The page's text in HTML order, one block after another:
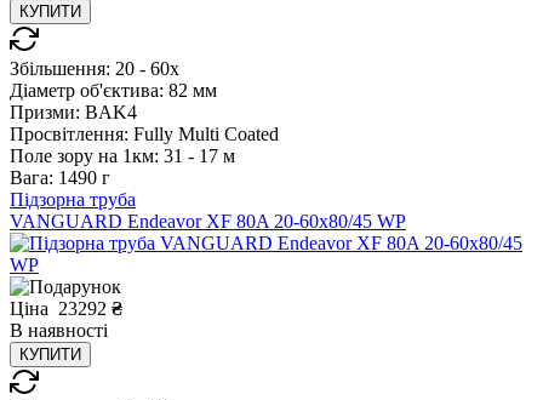
КУПИТИ
Збільшення: 20 - 60x
Діаметр об'єктива: 82 мм
Призми: BAK4
Просвітлення: Fully Multi Coated
Поле зору на 1км: 31 - 17 м
Вага: 1490 г
Підзорна труба
VANGUARD Endeavor XF 80A 20-60x80/45 WP
Ціна 23292 ₴
В наявності
КУПИТИ